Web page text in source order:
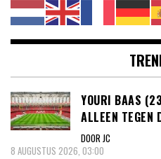
YOURI BAAS
ALLEEN TEGEN
DOOR JC
8 AUGUSTUS 2026, 03:00